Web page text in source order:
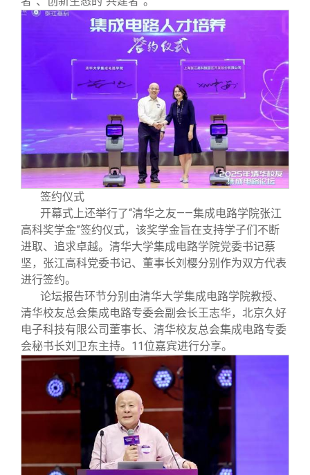
签约仪式
开幕式上还举行了“清华之友——集成电路学院张江
高科奖学金”签约仪式，该奖学金旨在支持学子们不断
进取、追求卓越。清华大学集成电路学院党委书记蔡
坚，张江高科党委书记、董事长刘樱分别作为双方代表
进行签约。
论坛报告环节分别由清华大学集成电路学院教授、
清华校友总会集成电路专委会副会长王志华，北京久好
电子科技有限公司董事长、清华校友总会集成电路专委
会秘书长刘卫东主持。11位嘉宾进行分享。